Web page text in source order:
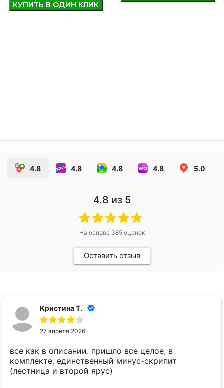
КУПИТЬ В ОДИН КЛИК
4.8 4.8 4.8 4.8 5.0
4.8 из 5
На основе 385оценок
Оставить отзыв
Кристина Т.
27 апреля 2026
все как в описании. пришло все целое, в
комплекте. единственный минус-скрипит
(лестница и второй ярус)